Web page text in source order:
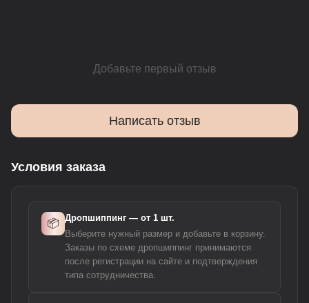
Добавьте первый отзыв
Написать отзыв
Условия заказа
📦 Дропшиппинг — от 1 шт.
Выберите нужный размер и добавьте в корзину.
Заказы по схеме дропшиппинг принимаются
после регистрации на сайте и подтверждения
типа сотрудничества.